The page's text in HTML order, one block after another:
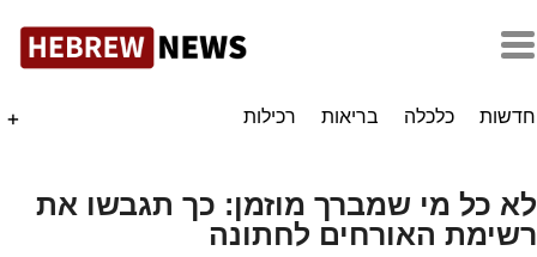
+ חדשות כלכלה בריאות רכילות
לא כל מי שמברך מוזמן: כך תגבשו את
רשימת האורחים לחתונה